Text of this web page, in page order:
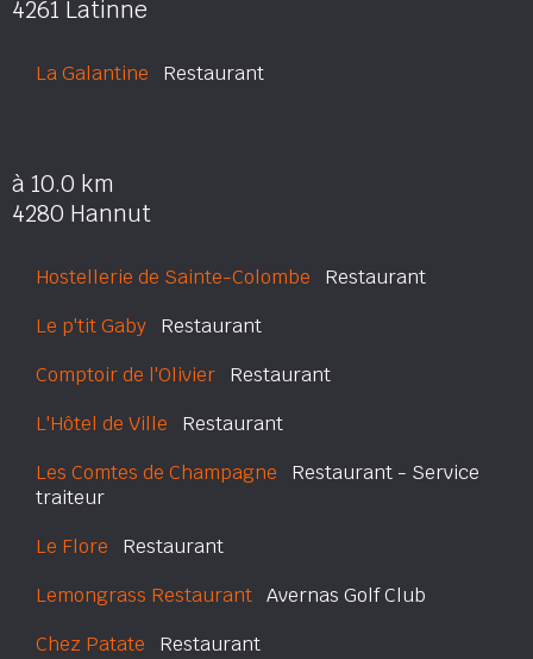
4261 Latinne
La Galantine Restaurant
à 10.0 km
4280 Hannut
Hostellerie de Sainte-Colombe Restaurant
Le p'tit Gaby Restaurant
Comptoir de l'Olivier Restaurant
L'Hôtel de Ville Restaurant
Les Comtes de Champagne Restaurant - Service
traiteur
Le Flore Restaurant
Lemongrass Restaurant Avernas Golf Club
Chez Patate Restaurant